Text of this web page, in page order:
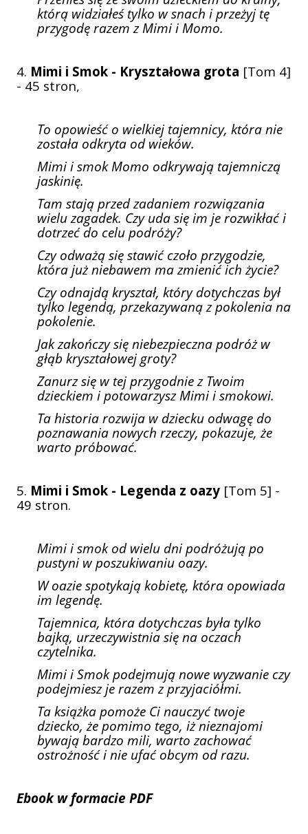
którą widziałeś tylko w snach i przeżyj tę
przygodę razem z Mimi i Momo.
4. Mimi i Smok - Kryształowa grota [Tom 4]
- 45 stron,
To opowieść o wielkiej tajemnicy, która nie
została odkryta od wieków.
Mimi i smok Momo odkrywają tajemniczą
jaskinię.
Tam stają przed zadaniem rozwiązania
wielu zagadek. Czy uda się im je rozwikłać i
dotrzeć do celu podróży?
Czy odważą się stawić czoło przygodzie,
która już niebawem ma zmienić ich życie?
Czy odnajdą kryształ, który dotychczas był
tylko legendą, przekazywaną z pokolenia na
pokolenie.
Jak zakończy się niebezpieczna podróż w
głąb kryształowej groty?
Zanurz się w tej przygodnie z Twoim
dzieckiem i potowarzysz Mimi i smokowi.
Ta historia rozwija w dziecku odwagę do
poznawania nowych rzeczy, pokazuje, że
warto próbować.
5. Mimi i Smok - Legenda z oazy [Tom 5] -
49 stron.
Mimi i smok od wielu dni podróżują po
pustyni w poszukiwaniu oazy.
W oazie spotykają kobietę, która opowiada
im legendę.
Tajemnica, która dotychczas była tylko
bajką, urzeczywistnia się na oczach
czytelnika.
Mimi i Smok podejmują nowe wyzwanie czy
podejmiesz je razem z przyjaciółmi.
Ta książka pomoże Ci nauczyć twoje
dziecko, że pomimo tego, iż nieznajomi
bywają bardzo mili, warto zachować
ostrożność i nie ufać obcym od razu.
Ebook w formacie PDF